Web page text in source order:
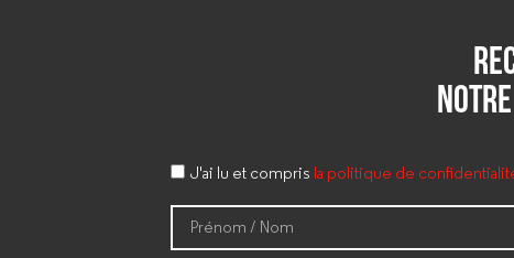
J'ai lu et compris la politique de